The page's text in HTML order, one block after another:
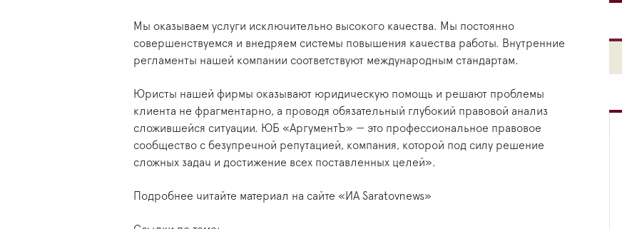
Мы оказываем услуги исключительно высокого качества. Мы постоянно
совершенствуемся и внедряем системы повышения качества работы. Внутренние
регламенты нашей компании соответствуют международным стандартам.
Юристы нашей фирмы оказывают юридическую помощь и решают проблемы
клиента не фрагментарно, а проводя обязательный глубокий правовой анализ
сложившейся ситуации. ЮБ «АргументЪ» — это профессиональное правовое
сообщество с безупречной репутацией, компания, которой под силу решение
сложных задач и достижение всех поставленных целей».
Подробнее читайте материал на сайте «ИА Saratovnews»